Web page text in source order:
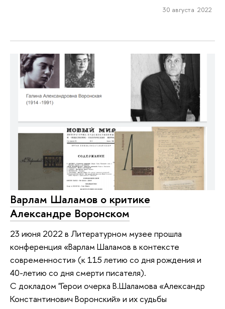
30 августа 2022
Варлам Шаламов о критике
Александре Воронском
23 июня 2022 в Литературном музее прошла
конференция «Варлам Шаламов в контексте
современности» (к 115 летию со дня рождения и
40-летию со дня смерти писателя).
С докладом "Герои очерка В.Шаламова «Александр
Константинович Воронский» и их судьбы